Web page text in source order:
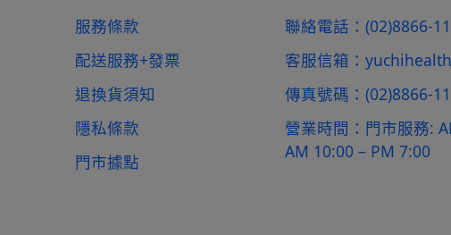
服務條款
配送服務+發票
退換貨須知
隱私條款
門市據點
聯絡電話： (02)8866-
客服信箱：
傳真號碼： (02)8866-
營業時間： 門市服務:
AM 10:00 – PM 7:00